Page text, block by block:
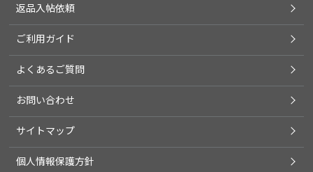
返品入帖依頼
ご利用ガイド
よくあるご質問
お問い合わせ
サイトマップ
個人情報保護方針